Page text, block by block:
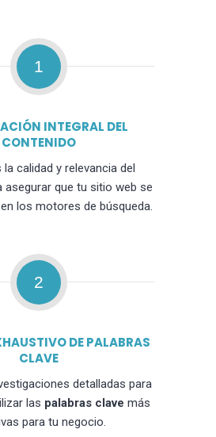
1
INTEGRAL DEL
CONTENIDO
calidad y relevancia del
asegurar que tu sitio web se
los motores de búsqueda.
2
DE PALABRAS
CLAVE
detalladas para
las palabras clave más
para tu negocio.